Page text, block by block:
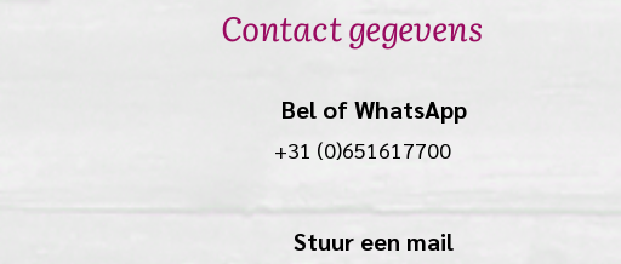
Contact gegevens
Bel of WhatsApp
+31 (0)651617700
Stuur een mail